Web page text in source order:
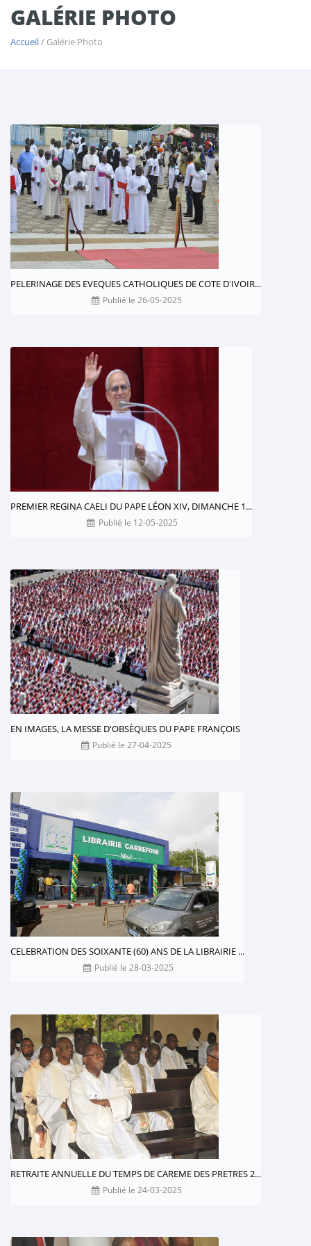
GALÉRIE PHOTO
Accueil/ Galérie Photo
PELERINAGE DES EVEQUES CATHOLIQUES DE COTE D'IVOIR...
Publié le 26-05-2025
PREMIER REGINA CAELI DU PAPE LÉON XIV, DIMANCHE 1...
Publié le 12-05-2025
EN IMAGES, LA MESSE D'OBSÈQUES DU PAPE FRANÇOIS
Publié le 27-04-2025
CELEBRATION DES SOIXANTE (60) ANS DE LA LIBRAIRIE ...
Publié le 28-03-2025
RETRAITE ANNUELLE DU TEMPS DE CAREME DES PRETRES 2...
Publié le 24-03-2025